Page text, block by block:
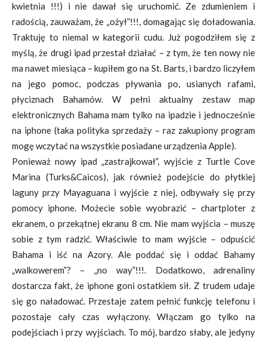
kwietnia !!!) i nie dawał się uruchomić. Ze zdumieniem i
radością, zauważam, że „ożył”!!!, domagając się doładowania.
Traktuję to niemal w kategorii cudu. Już pogodziłem się z
myślą, że drugi ipad przestał działać – z tym, że ten nowy nie
ma nawet miesiąca – kupiłem go na St. Barts, i bardzo liczyłem
na jego pomoc, podczas pływania po, usianych rafami,
płyciznach Bahamów. W pełni aktualny zestaw map
elektronicznych Bahama mam tylko na ipadzie i jednocześnie
na iphone (taka polityka sprzedaży – raz zakupiony program
mogę wczytać na wszystkie posiadane urządzenia Apple).
Ponieważ nowy ipad „zastrajkował”, wyjście z Turtle Cove
Marina (Turks&Caicos), jak również podejście do płytkiej
laguny przy Mayaguana i wyjście z niej, odbywały się przy
pomocy iphone. Możecie sobie wyobrazić – chartploter z
ekranem, o przekątnej ekranu 8 cm. Nie mam wyjścia – muszę
sobie z tym radzić. Właściwie to mam wyjście – odpuścić
Bahama i iść na Azory. Ale poddać się i oddać Bahamy
„walkowerem”? – „no way”!!!. Dodatkowo, adrenaliny
dostarcza fakt, że iphone goni ostatkiem sił. Z trudem udaje
się go naładować. Przestaje zatem pełnić funkcję telefonu i
pozostaje cały czas wyłączony. Włączam go tylko na
podejściach i przy wyjściach. To mój, bardzo słaby, ale jedyny